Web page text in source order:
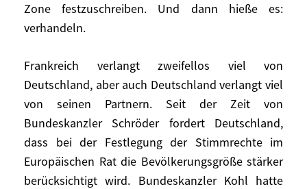
Zone festzuschreiben. Und dann hieße es:
verhandeln.
Frankreich verlangt zweifellos viel von
Deutschland, aber auch Deutschland verlangt viel
von seinen Partnern. Seit der Zeit von
Bundeskanzler Schröder fordert Deutschland,
dass bei der Festlegung der Stimmrechte im
Europäischen Rat die Bevölkerungsgröße stärker
berücksichtigt wird. Bundeskanzler Kohl hatte
zwar notwendig, aber kein Ziel an sich ist.
Und wir sollten eine Vision für die Zukunft
Deshalb wäre es auch ein schwerer Fehler,
die Verhandlungen über die Verträge
wiederaufzunehmen und damit die Büchse
der Pandora zu öffnen – vor allem dann,
wenn es allein darum ginge, die
Sanktionen zu verschärfen.